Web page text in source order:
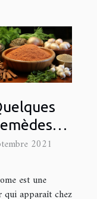
pour
le
2021
est une
qui apparaît chez